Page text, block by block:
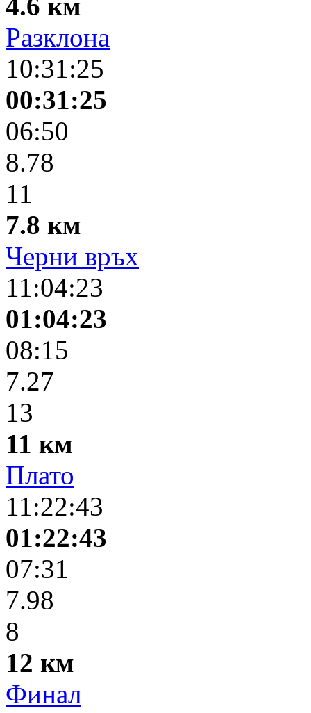
4.6 км
Разклона
10:31:25
00:31:25
06:50
8.78
11
7.8 км
Черни връх
11:04:23
01:04:23
08:15
7.27
13
11 км
Плато
11:22:43
01:22:43
07:31
7.98
8
12 км
Финал